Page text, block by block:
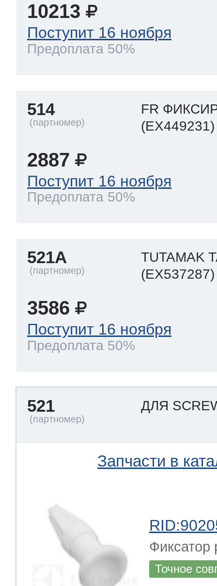
10213
Поступит 16 ноября
Предоплата 50%
514
FR
(EX449231)
2887
Поступит 16 ноября
Предоплата 50%
521A
TUTAMAK
(EX537287)
3586
Поступит 16 ноября
Предоплата 50%
521 ДЛЯ
Запчасти в
Фиксатор
Точное